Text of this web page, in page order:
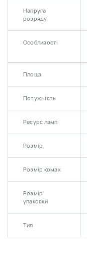
Напруга
розряду
Особливості
Площа
Потужність
Ресурс ламп
Розмір
Розмір комах
Розмір
упаковки
Тип